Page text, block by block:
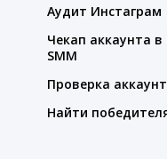
Аудит Инстаграм
Чекап аккаунта
SMM
Проверка
Найти